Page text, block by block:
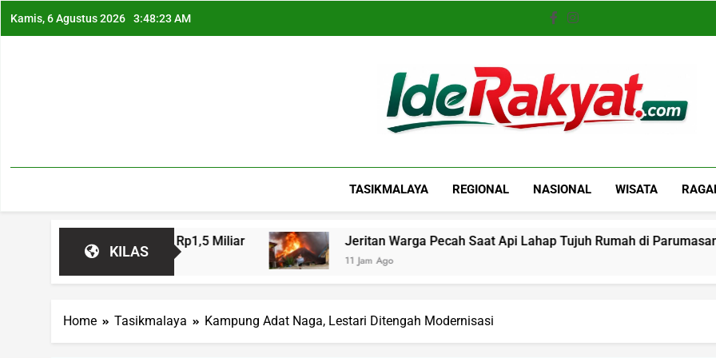
Kamis, 6 Agustus 2026 3:48:24 AM
Iderakyat.com
TASIKMALAYA REGIONAL NASIONAL WISATA
KILAS
Rp1,5 Miliar Jeritan Warga Pecah Saat Api Lahap Tujuh Rumah di Parumasan, Kerugian Capai
11 Jam Ago
Home Tasikmalaya Kampung Adat Naga, Lestari Ditengah Modernisasi